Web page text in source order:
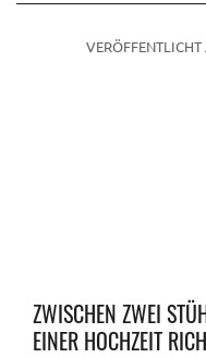
ZWISCHEN ZWEI
EINER HOCHZEIT